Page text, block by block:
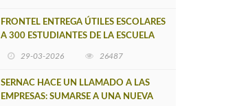
FRONTEL ENTREGA ÚTILES ESCOLARES
A 300 ESTUDIANTES DE LA ESCUELA
29-03-2026 26487
SERNAC HACE UN LLAMADO A LAS
EMPRESAS: SUMARSE A UNA NUEVA